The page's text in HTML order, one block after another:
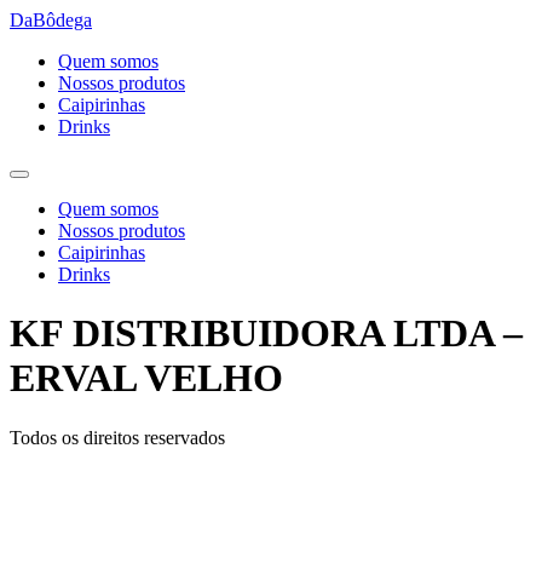
Ir
conteúdo
DaBôdega
Quem somos
Nossos produtos
Caipirinhas
Drinks
Quem somos
Nossos produtos
Caipirinhas
Drinks
KF DISTRIBUIDORA LTDA –
ERVAL VELHO
Todos os direitos reservados